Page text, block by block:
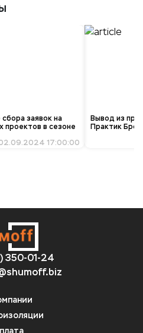
заявок на
проектов в сезоне
17:00:00
Вывод из
Практик
350-01-24